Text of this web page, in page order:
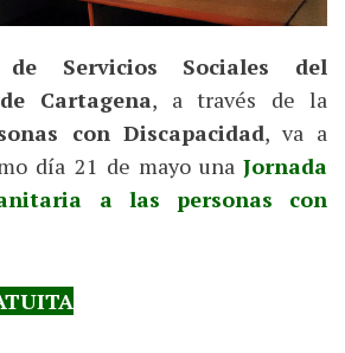
de Servicios Sociales del
Cartagena, a través de la
con Discapacidad, va a
día 21 de mayo una Jornada
a las personas con